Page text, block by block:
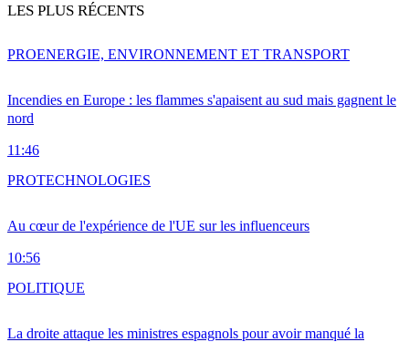
LES PLUS RÉCENTS
Incendies en Europe : les flammes s'apaisent au sud mais gagnent le
nord
11:46
PROENERGIE, ENVIRONNEMENT ET TRANSPORT
Au cœur de l'expérience de l'UE sur les influenceurs
10:56
PROTECHNOLOGIES
La droite attaque les ministres espagnols pour avoir manqué la
POLITIQUE